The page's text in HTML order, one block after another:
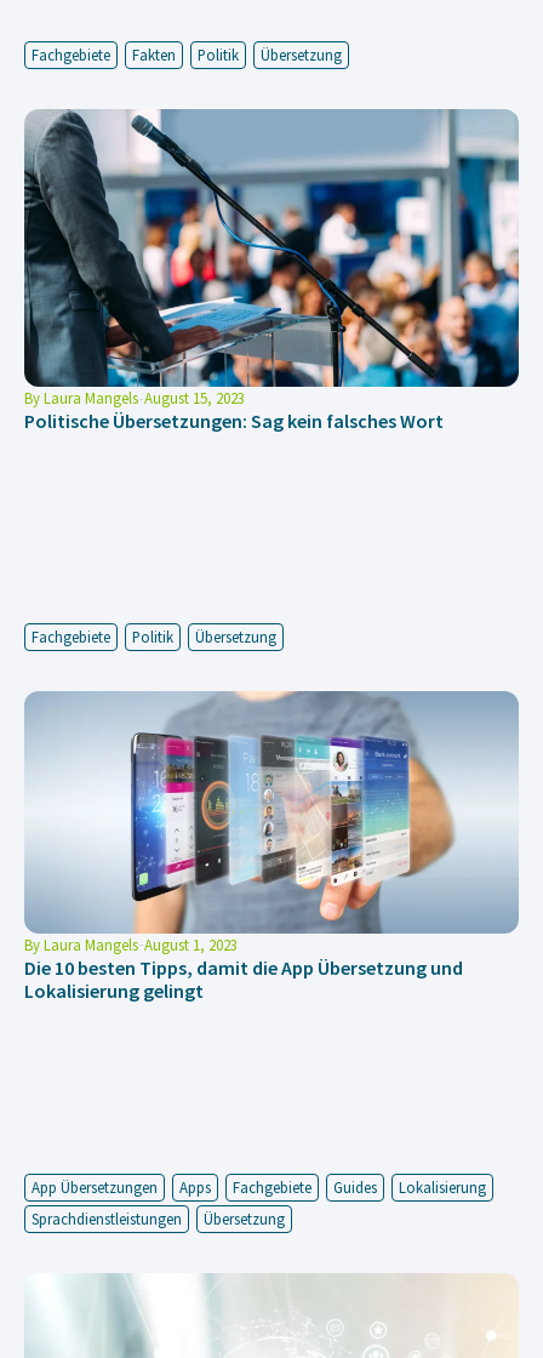
Fachgebiete Fakten Politik Übersetzung
ByLaura Mangels August 15, 2023
Politische Übersetzungen: Sag kein falsches Wort
Fachgebiete Politik Übersetzung
ByLaura Mangels August 1, 2023
Die 10 besten Tipps, damit die App Übersetzung und
Lokalisierung gelingt
App Übersetzungen Apps Fachgebiete Guides
Lokalisierung
Sprachdienstleistungen
Übersetzung